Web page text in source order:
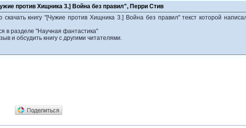
против Хищника 3.] Война без правил", Перри Стив
книгу "[Чужие против Хищника 3.] Война без правил" текст которой
в разделе "Научная фантастика"
и обсудить книгу с другими читателями.